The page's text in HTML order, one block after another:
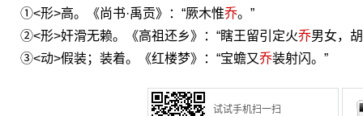
①<形>高。《尚书·禹贡》：“厥木惟乔。”
②<形>奸滑无赖。《高祖还乡》：“瞎王留引定火乔男女，
③<动>假装；装着。《红楼梦》：“宝蟾又乔装射闪。”
试试手机扫一扫